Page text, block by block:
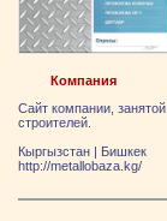
Компания
Сайт компании,
строителей.
Кыргызстан | Бишкек
http://metallobaza.kg/